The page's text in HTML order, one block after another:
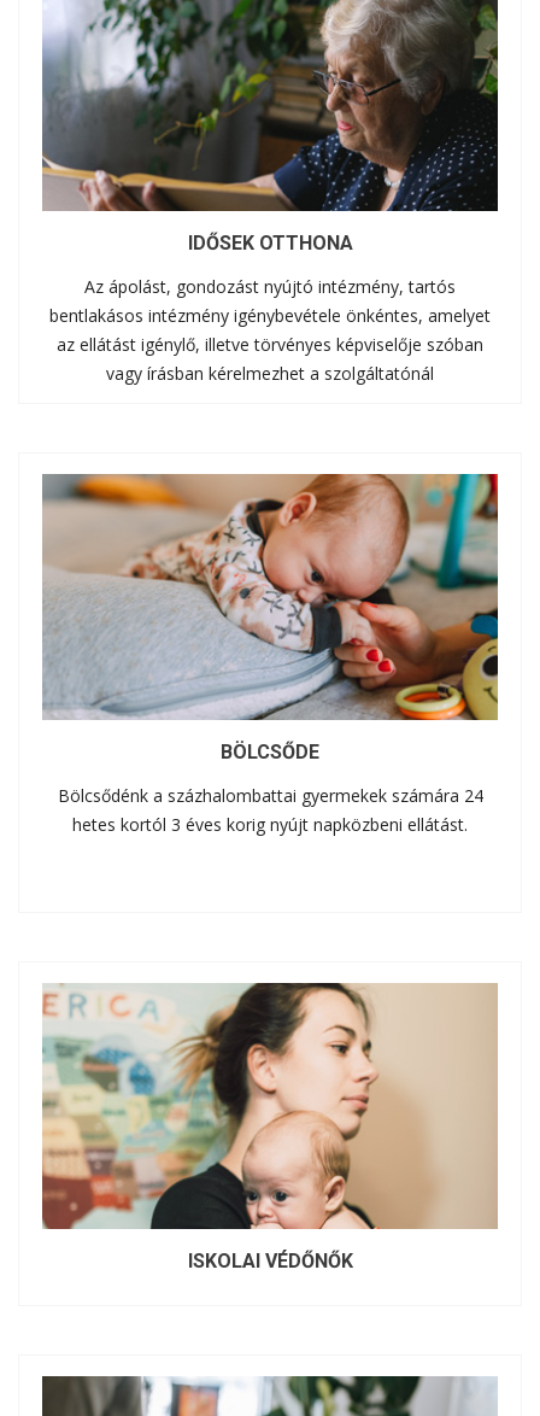
IDŐSEK OTTHONA
Az ápolást, gondozást nyújtó intézmény, tartós
bentlakásos intézmény igénybevétele önkéntes, amelyet
az ellátást igénylő, illetve törvényes képviselője szóban
vagy írásban kérelmezhet a szolgáltatónál
BÖLCSŐDE
Bölcsődénk a százhalombattai gyermekek számára 24
hetes kortól 3 éves korig nyújt napközbeni ellátást.
ISKOLAI VÉDŐNŐK